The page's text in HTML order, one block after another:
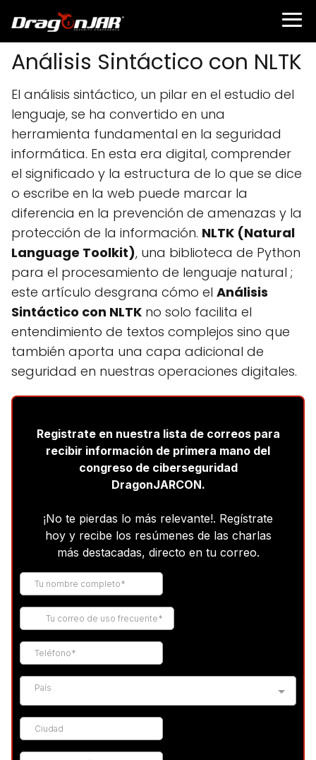
Análisis Sintáctico con NLTK
El análisis sintáctico, un pilar en el estudio del
lenguaje, se ha convertido en una
herramienta fundamental en la seguridad
informática. En esta era digital, comprender
el significado y la estructura de lo que se dice
o escribe en la web puede marcar la
diferencia en la prevención de amenazas y la
protección de la información. NLTK (Natural
Language Toolkit), una biblioteca de Python
para el procesamiento de lenguaje natural ;
este artículo desgrana cómo el Análisis
Sintáctico con NLTK no solo facilita el
entendimiento de textos complejos sino que
también aporta una capa adicional de
seguridad en nuestras operaciones digitales.